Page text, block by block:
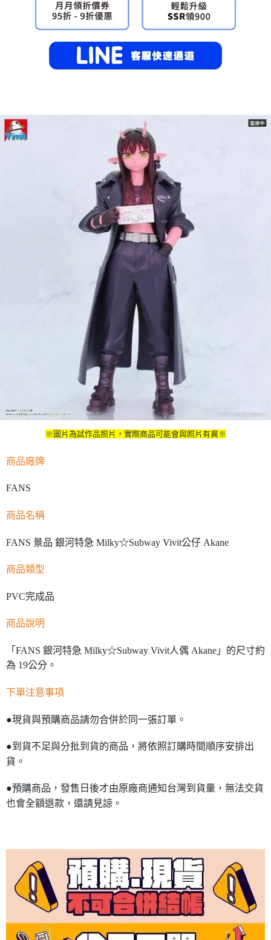
※圖片為試作品照片，實際商品可能會與照片有異※
商品廠牌
FANS
商品名稱
FANS 景品 銀河特急 Milky☆Subway Vivit公仔 Akane
商品類型
PVC完成品
商品說明
「FANS 銀河特急 Milky☆Subway Vivit人偶 Akane」的尺寸約
為 19公分。
下單注意事項
●現貨與預購商品請勿合併於同一張訂單。
●到貨不足與分批到貨的商品，將依照訂購時間順序安排出
貨。
●預購商品，發售日後才由原廠商通知台灣到貨量，無法交貨
也會全額退款，還請見諒。